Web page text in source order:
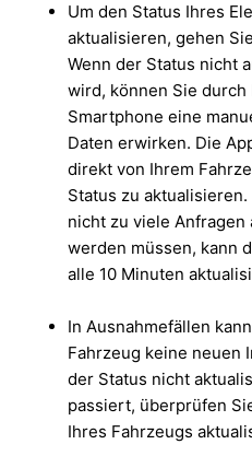
Um den Status Ihres
aktualisieren, gehen
Wenn der Status nicht
wird, können Sie
Smartphone eine
Daten erwirken. Die
direkt von Ihrem
Status zu
nicht zu viele
werden müssen, kann
alle 10 Minuten
In Ausnahmefällen
Fahrzeug keine neuen
der Status nicht
passiert, überprüfen
Ihres Fahrzeugs